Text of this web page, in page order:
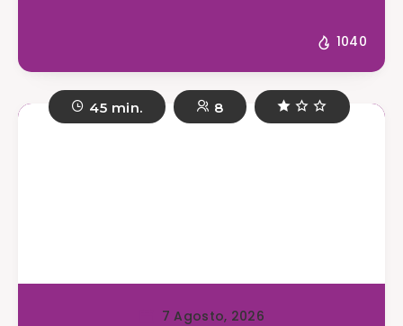
1040
45 min. 8
7 Agosto, 2026